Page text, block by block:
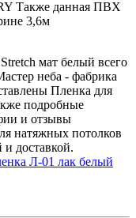
Также данная ПВХ
3,6м
мат белый всего
неба - фабрика
Пленка для
подробные
и отзывы
натяжных потолков
доставкой.
Л-01 лак белый